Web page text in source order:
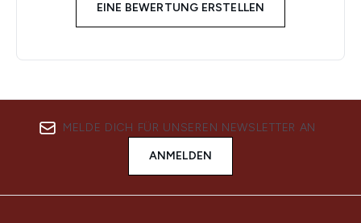
EINE BEWERTUNG ERSTELLEN
MELDE DICH FÜR UNSEREN NEWSLETTER AN
ANMELDEN